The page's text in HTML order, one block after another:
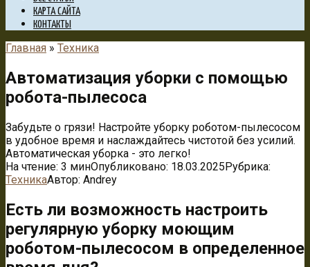
КАРТА САЙТА
КОНТАКТЫ
Главная » Техника
Автоматизация уборки с помощью
робота-пылесоса
Забудьте о грязи! Настройте уборку роботом-пылесосом
в удобное время и наслаждайтесь чистотой без усилий.
Автоматическая уборка - это легко!
На чтение: 3 минОпубликовано: 18.03.2025Рубрика:
ТехникаАвтор: Andrey
Есть ли возможность настроить
регулярную уборку моющим
роботом-пылесосом в определенное